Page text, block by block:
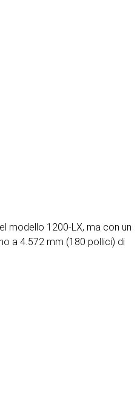
modello 1200-LX, ma con un
a 4.572 mm (180 pollici) di